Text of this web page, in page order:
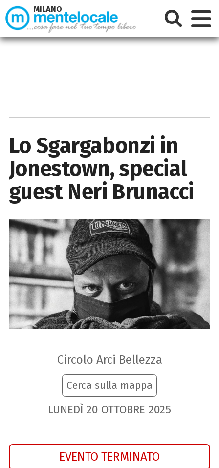
Lo Sgargabonzi in
Jonestown, special
guest Neri Brunacci
Circolo Arci Bellezza
Cerca sulla mappa
LUNEDÌ 20 OTTOBRE 2025
EVENTO TERMINATO
MILANO